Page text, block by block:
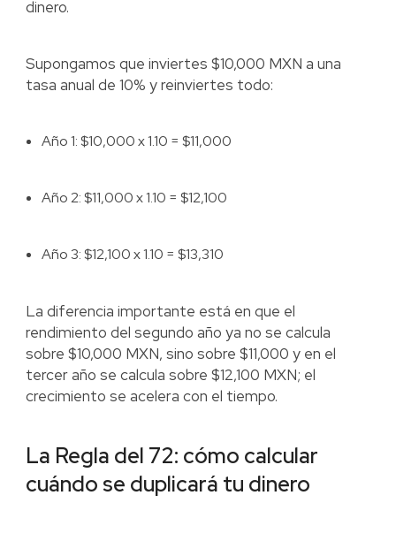
dinero.
Supongamos que inviertes $10,000 MXN a una
tasa anual de 10% y reinviertes todo:
Año 1: $10,000 x 1.10 = $11,000
Año 2: $11,000 x 1.10 = $12,100
Año 3: $12,100 x 1.10 = $13,310
La diferencia importante está en que el
rendimiento del segundo año ya no se calcula
sobre $10,000 MXN, sino sobre $11,000 y en el
tercer año se calcula sobre $12,100 MXN; el
crecimiento se acelera con el tiempo.
La Regla del 72: cómo calcular
cuándo se duplicará tu dinero